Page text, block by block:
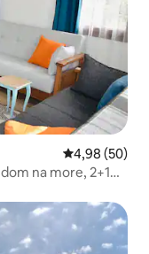
Prosječna
4,98 (50)
na more, 2+1